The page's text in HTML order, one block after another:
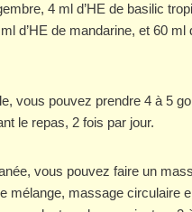
4 ml d’HE de basilic
d’HE de mandarine, et 60 ml
vous pouvez prendre 4 à 5
le repas, 2 fois par jour.
vous pouvez faire un
mélange, massage circulaire